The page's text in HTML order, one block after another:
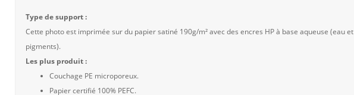
Type de support :
Cette photo est imprimée sur du papier satiné 190g/m² avec des encres HP à base aqueuse (eau et
pigments).
Les plus produit :
Couchage PE microporeux.
Papier certifié 100% PEFC.